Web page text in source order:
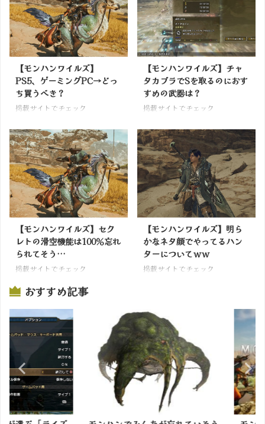
【モンハンワイルズ】
PS5、ゲーミングPC→どっ
ち買うべき？
掲載サイトでチェック
【モンハンワイルズ】チャ
タカブラでSを取るのにおす
すめの武器は？
掲載サイトでチェック
【モンハンワイルズ】セク
レトの滑空機能は100％忘れ
られてそう…
掲載サイトでチェック
【モンハンワイルズ】明ら
かなネタ顔でやってるハン
ターについてｗｗ
掲載サイトでチェック
おすすめ記事